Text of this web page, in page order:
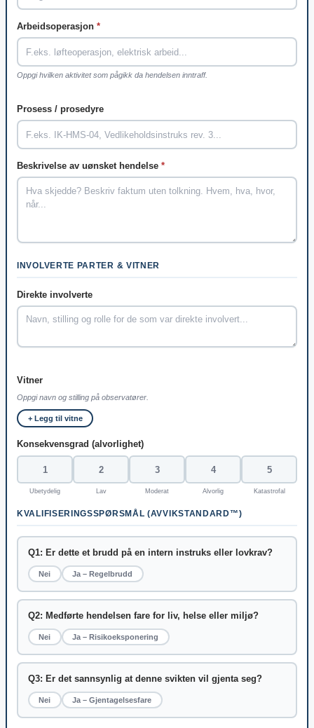
Arbeidsoperasjon *
Oppgi hvilken aktivitet som pågikk da hendelsen inntraff.
Prosess / prosedyre
Beskrivelse av uønsket hendelse *
INVOLVERTE PARTER & VITNER
Direkte involverte
Vitner
Oppgi navn og stilling på observatører.
+ Legg til vitne
Konsekvensgrad (alvorlighet)
1 2 3 4 5
Ubetydelig Lav Moderat Alvorlig Katastrofal
KVALIFISERINGSSPØRSMÅL (AVVIKSTANDARD™)
Q1: Er dette et brudd på en intern instruks eller lovkrav?
Nei Ja – Regelbrudd
Q2: Medførte hendelsen fare for liv, helse eller miljø?
Nei Ja – Risikoeksponering
Q3: Er det sannsynlig at denne svikten vil gjenta seg?
Nei Ja – Gjentagelsesfare